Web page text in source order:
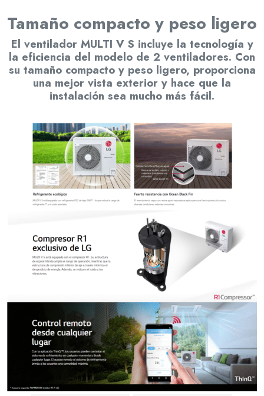
Tamaño compacto y peso ligero
El ventilador MULTI V S incluye la tecnología y
la eficiencia del modelo de 2 ventiladores. Con
su tamaño compacto y peso ligero, proporciona
una mejor vista exterior y hace que la
instalación sea mucho más fácil.